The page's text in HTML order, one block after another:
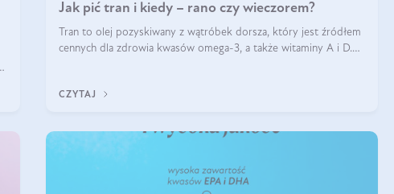
Jak pić tran i kiedy – rano czy wieczorem?
Tran to olej pozyskiwany z wątróbek dorsza, który jest źródłem
cennych dla zdrowia kwasów omega-3, a także witaminy A i D.
stosowania
CZYTAJ